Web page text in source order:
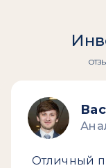
Отличный